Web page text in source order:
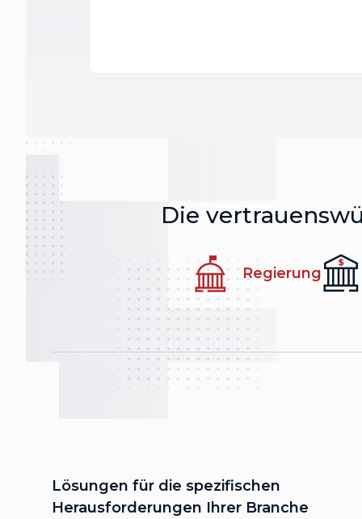
Die
Regierung
Lösungen für die spezifischen
Herausforderungen Ihrer Branche